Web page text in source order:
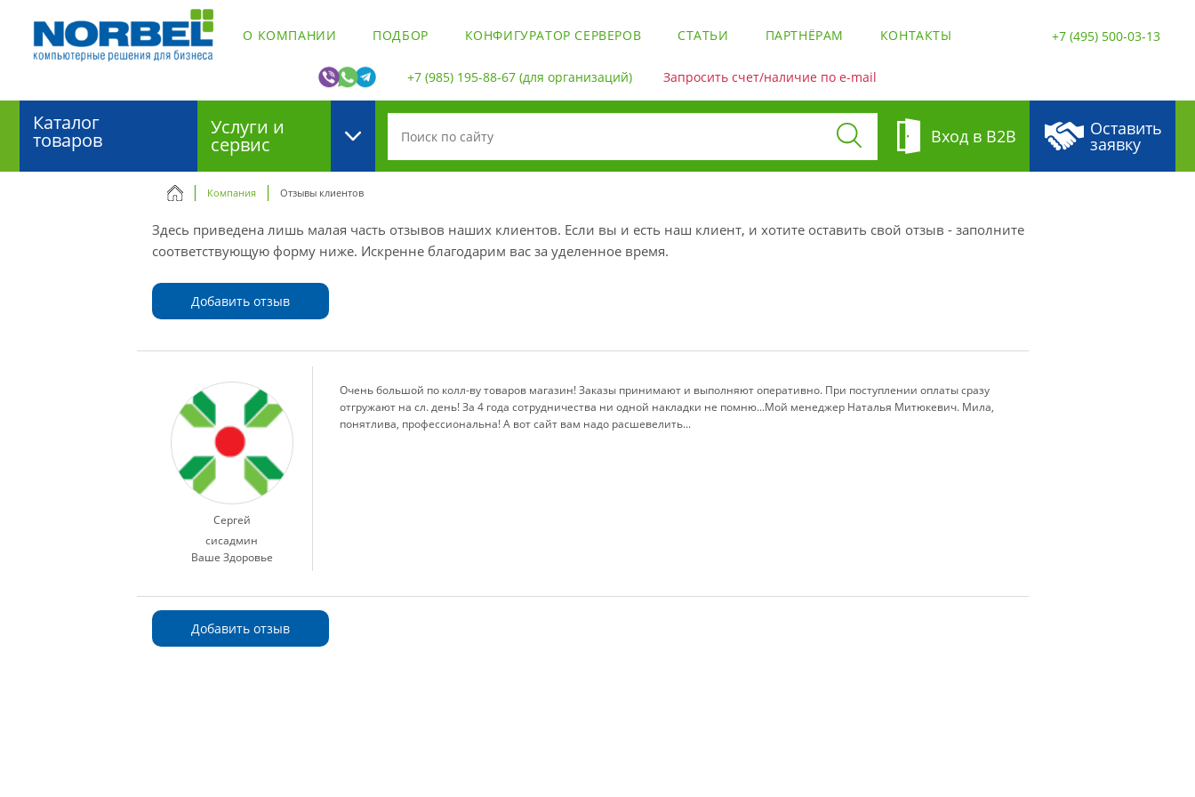
О КОМПАНИИ ПОДБОР КОНФИГУРАТОР СЕРВЕРОВ СТАТЬИ ПАРТНЁРАМ КОНТАКТЫ +7 (495) 500-03-13
+7 (985) 195-88-67(для организаций) Запросить счет/наличие по e-mail
Вход в B2B Оставить
заявку
Каталог
товаров
Услуги и
сервис
Компания Отзывы клиентов
Здесь приведена лишь малая часть отзывов наших клиентов. Если вы и есть наш клиент, и хотите оставить свой отзыв - заполните
соответствующую форму ниже. Искренне благодарим вас за уделенное время.
Добавить отзыв
Сергей
сисадмин
Ваше Здоровье
Очень большой по колл-ву товаров магазин! Заказы принимают и выполняют оперативно. При поступлении оплаты сразу
отгружают на сл. день! За 4 года сотрудничества ни одной накладки не помню...Мой менеджер Наталья Митюкевич. Мила,
понятлива, профессиональна! А вот сайт вам надо расшевелить...
Добавить отзыв